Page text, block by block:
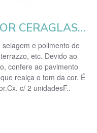
CERA ACRÍLICA INCOLOR CERAGLASS 5L
e polimento de
etc. Devido ao
confere ao pavimento
realça o tom da cor. É
c/ 2 unidadesF..